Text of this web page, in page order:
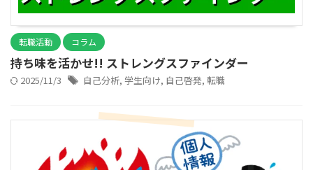
転職活動 コラム
持ち味を活かせ!! ストレングスファインダー
2025/11/3 自己分析, 学生向け, 自己啓発, 転職